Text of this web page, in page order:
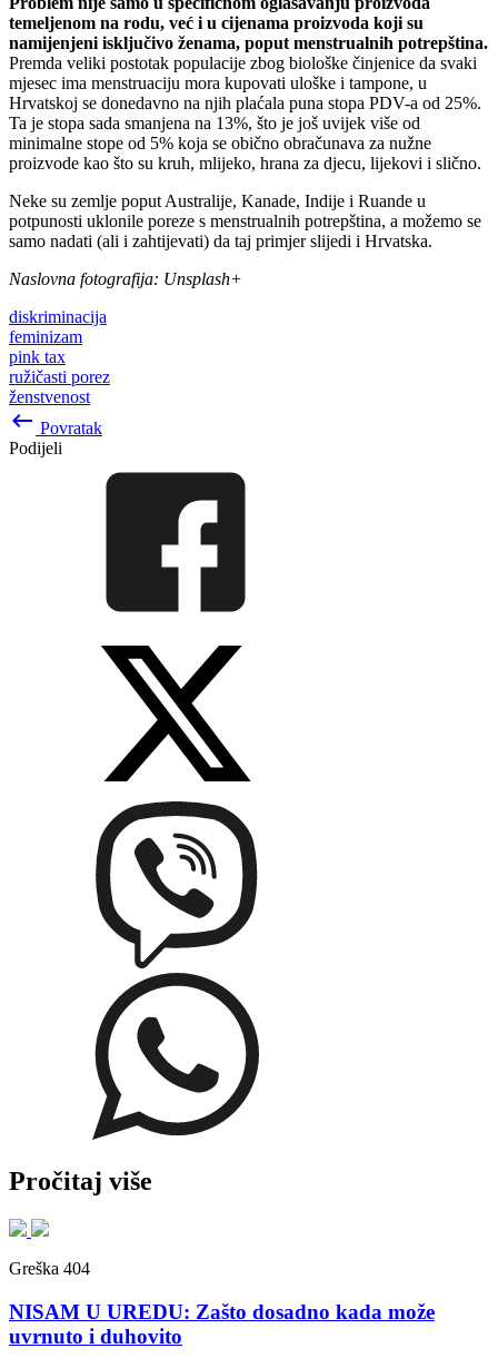
temeljenom na rodu, već i u cijenama proizvoda koji su
namijenjeni isključivo ženama, poput menstrualnih potrepština.
Premda veliki postotak populacije zbog biološke činjenice da svaki
mjesec ima menstruaciju mora kupovati uloške i tampone, u
Hrvatskoj se donedavno na njih plaćala puna stopa PDV-a od 25%.
Ta je stopa sada smanjena na 13%, što je još uvijek više od
minimalne stope od 5% koja se obično obračunava za nužne
proizvode kao što su kruh, mlijeko, hrana za djecu, lijekovi i slično.
Neke su zemlje poput Australije, Kanade, Indije i Ruande u
potpunosti uklonile poreze s menstrualnih potrepština, a možemo se
samo nadati (ali i zahtijevati) da taj primjer slijedi i Hrvatska.
Naslovna fotografija: Unsplash+
diskriminacija
feminizam
pink tax
ružičasti porez
ženstvenost
keyboard_backspace Povratak
Podijeli
Pročitaj više
Greška 404
NISAM U UREDU: Zašto dosadno kada može
uvrnuto i duhovito